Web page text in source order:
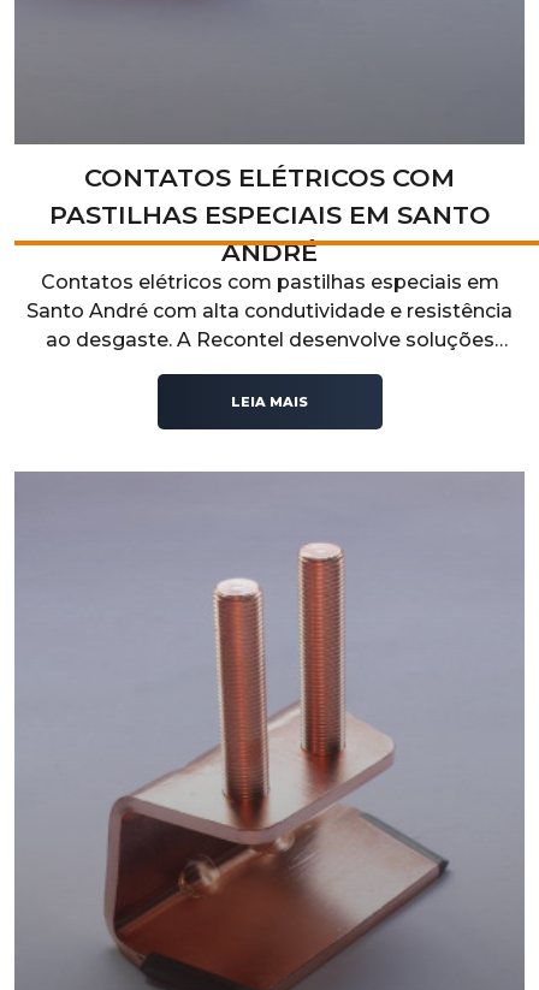
CONTATOS ELÉTRICOS COM
PASTILHAS ESPECIAIS EM SANTO
ANDRÉ
Contatos elétricos com pastilhas especiais em
Santo André com alta condutividade e resistência
ao desgaste. A Recontel desenvolve soluções
técnicas para aplicações industriais que exigem
desempenho elétrico, durabilidade e confiabilidade
operacional.
LEIA MAIS